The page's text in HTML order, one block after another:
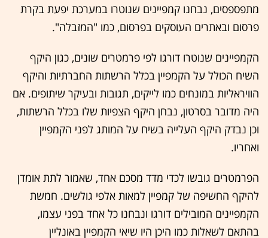
מתפספסים, נבחנו קמפיינים שנוטרו במערכת יפעת בקרת
פרסום ובאתרים העוסקים בפרסום, כמו "המזבלה".
הקמפיינים שנוטרו דורגו לפי פרמטרים שונים, כגון היקף
השיח הכולל על הקמפיין בכלל הרשתות החברתיות והיקף
הוויראליות במונחים כמו לייקים, תגובות ובעיקר שיתופים. אם
היה מדובר בסרטון, נבחן היקף הצפיות שלו בכלל הרשתות,
וכן נבדק היקף העלייה בשיח על המותג לפני הקמפיין
ואחריו.
הפרמטרים גובשו לכדי מדד מסכם אחד, שאמור לתת אומדן
להיקף החשיפה של קמפיין למאות אלפי גולשים. חמשת
הקמפיינים המובילים דורגו ונבחנו כל אחד בפני עצמו,
בהתאם לשאלות כמו היכן היו שיאי הקמפיין באונליין